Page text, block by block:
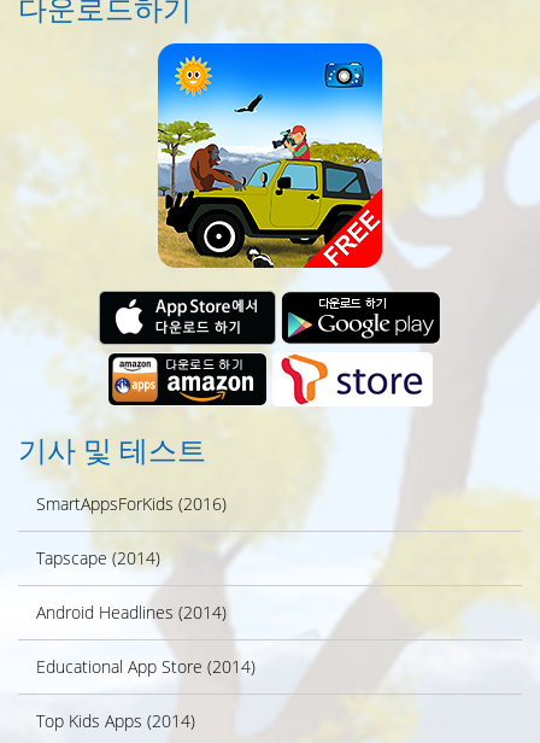
다운로드하기
기사 및 테스트
SmartAppsForKids (2016)
Tapscape (2014)
Android Headlines (2014)
Educational App Store (2014)
Top Kids Apps (2014)